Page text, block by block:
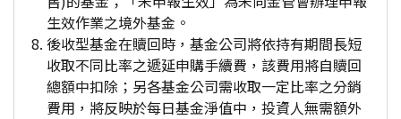
生效作業之境外基金。
後收型基金在贖回時，基金公司將依持有期間長短
收取不同比率之遞延申購手續費，該費用將自贖回
總額中扣除；另各基金公司需收取一定比率之分銷
費用，將反映於每日基金淨值中，投資人無需額外